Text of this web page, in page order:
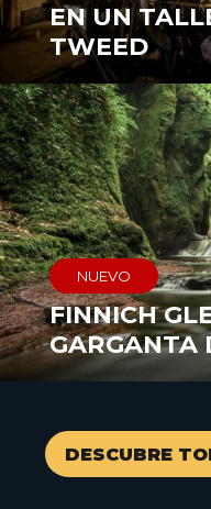
EN UN
TWEED
NUEVO
FINNICH
GARGANTA
DESCUBRE